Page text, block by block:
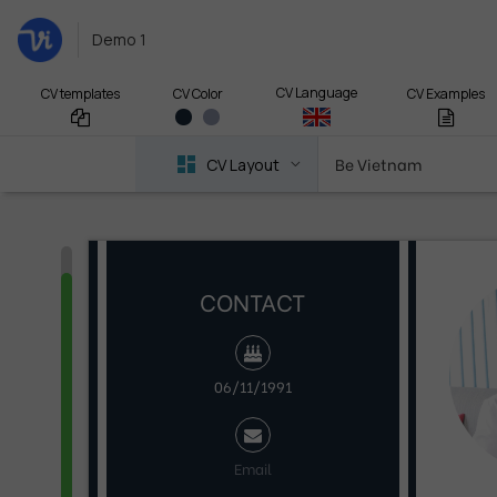
Demo 1
CV templates CV Color CV Language CV Examples
CV Layout Be Vietnam
CONTACT
06/11/1991